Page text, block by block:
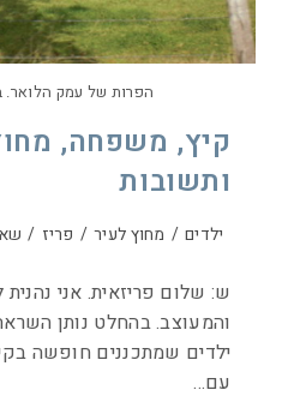
הפרות של עמק הלואר.
קיץ, משפחה,
ותשובות
ילדים / מחוץ לעיר / פריז /
ש: שלום פריזאית. אני
ילדים שמתכננים חופשה
עם…